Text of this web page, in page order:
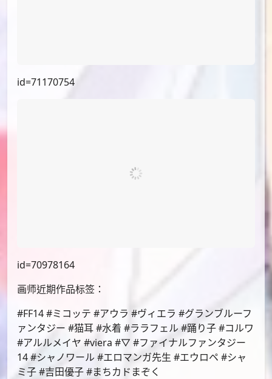
id=71170754
id=70978164
画师近期作品标签：
#FF14 #ミコッテ #アウラ #ヴィエラ #グランブルーフ
ァンタジー #猫耳 #水着 #ララフェル #踊り子 #コルワ
#アルルメイヤ #viera #▽ #ファイナルファンタジー
14 #シャノワール #エロマンガ先生 #エウロペ #シャ
ミ子 #吉田優子 #まちカドまぞく